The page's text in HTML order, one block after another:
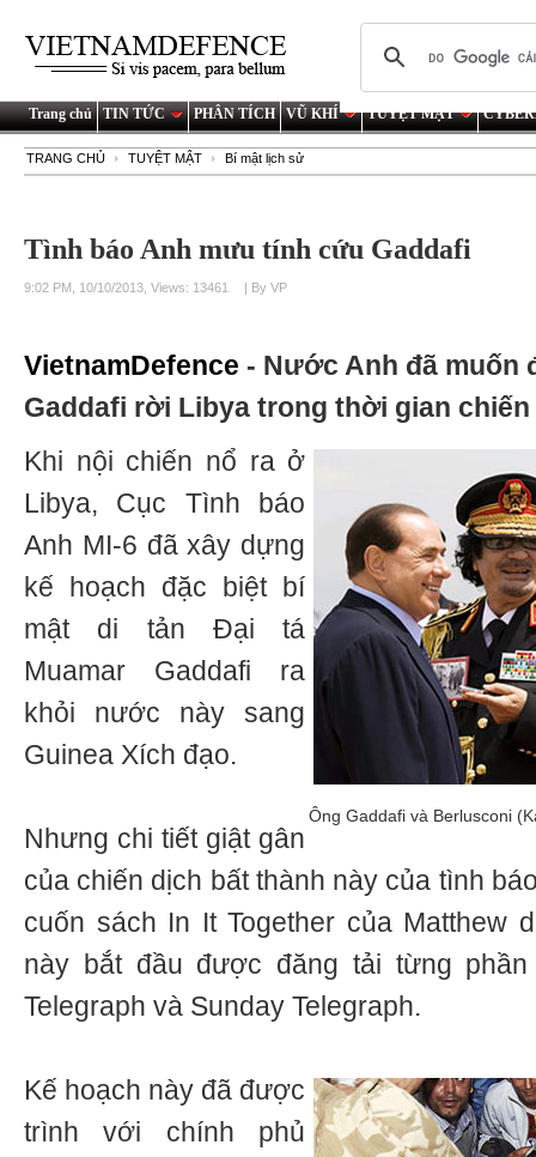
Trang chủ TIN TỨC PHÂN TÍCH VŨ KHÍ TUYỆT MẬT
TRANG CHỦ TUYỆT MẬT Bí mật lịch sử
Tình báo Anh mưu tính cứu Gaddafi
9:02 PM, 10/10/2013, Views: 13461 | By VP
VietnamDefence - Nước Anh đã muốn
Gaddafi rời Libya trong thời gian
Ông Gaddafi và Berlusconi
Khi nội chiến nổ ra ở
Libya, Cục Tình báo
Anh MI-6 đã xây dựng
kế hoạch đặc biệt bí
mật di tản Đại tá
Muamar Gaddafi ra
khỏi nước này sang
Guinea Xích đạo.
Nhưng chi tiết giật gân
của chiến dịch bất thành này của tình
cuốn sách In It Together của Matthew
này bắt đầu được đăng tải từng
Telegraph và Sunday Telegraph.
Kế hoạch này đã được
trình với chính phủ